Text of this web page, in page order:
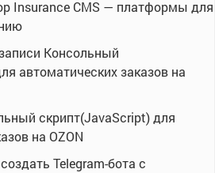
Insurance CMS — платформы для
Консольный
автоматических заказов на
скрипт(JavaScript) для
на OZON
Telegram-бота с